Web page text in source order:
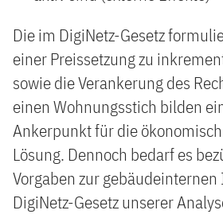
Die im DigiNetz-Gesetz
einer Preissetzung zu
sowie die Verankerung des
einen Wohnungsstich bilden
Ankerpunkt für die
Lösung. Dennoch bedarf es
Vorgaben zur
DigiNetz-Gesetz unserer